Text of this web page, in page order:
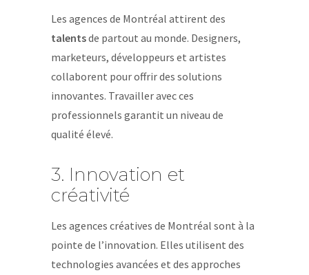
Les agences de Montréal attirent des
talentsde partout au monde. Designers,
marketeurs, développeurs et artistes
collaborent pour offrir des solutions
innovantes. Travailler avec ces
professionnels garantit un niveau de
qualité élevé.
3. Innovation et
créativité
Les agences créatives de Montréal sont à la
pointe de l’innovation. Elles utilisent des
technologies avancées et des approches